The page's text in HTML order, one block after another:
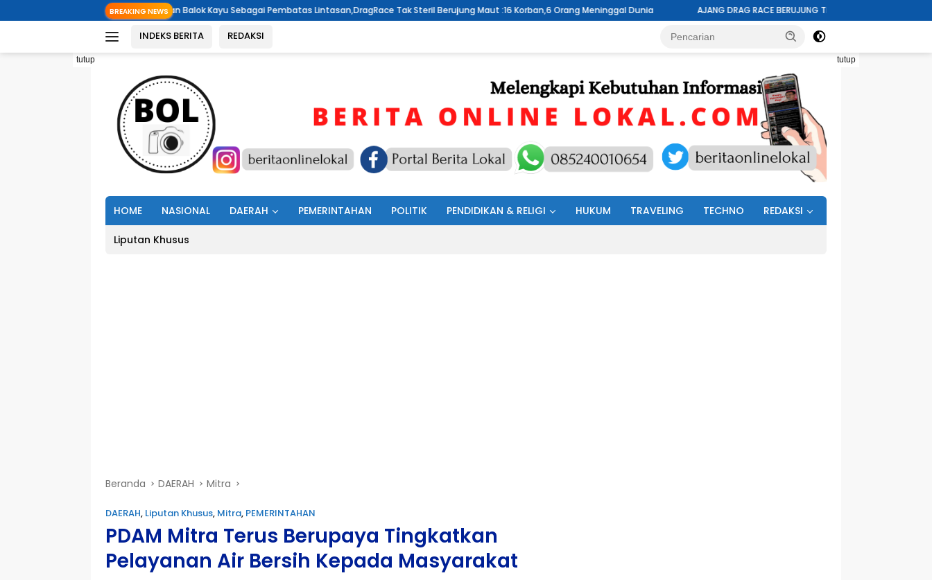
ke
BREAKING NEWS
Tali Rafia Dan Balok Kayu Sebagai Pembatas Lintasan,DragRace Tak Steril Berujung Maut :16 Korban,6 Orang Meninggal Dunia AJANG DRAG RACE BERUJUNG TRAGEDI: 16 ORANG JADI KORBAN, 6 DI ANTARANYA
INDEKS BERITA REDAKSI
tutup tutup
HOME NASIONAL DAERAH PEMERINTAHAN POLITIK PENDIDIKAN & RELIGI HUKUM TRAVELING TECHNO REDAKSI
Liputan Khusus
Beranda DAERAH Mitra
DAERAH, Liputan Khusus, Mitra, PEMERINTAHAN
PDAM Mitra Terus Berupaya Tingkatkan
Pelayanan Air Bersih Kepada Masyarakat